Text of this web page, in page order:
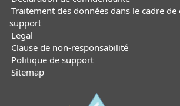
Traitement des données dans le cadre de
support
Legal
Clause de non-responsabilité
Politique de support
Sitemap